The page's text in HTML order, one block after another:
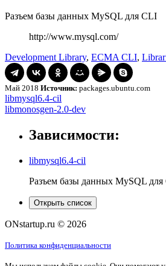
Разъем базы данных MySQL для CLI
http://www.mysql.com/
Development Library, ECMA CLI,
Май 2018 Источник: packages.ubuntu.com
Навигация
по
записям
libmysql6.4-
cil
libmysql6.4-cil
libmonosgen-
libmonosgen-2.0-dev
Зависимости:
libmysql6.4-cil
Разъем базы данных MySQL
Открыть список
ONstartup.ru © 2026
Политика конфиденциальности